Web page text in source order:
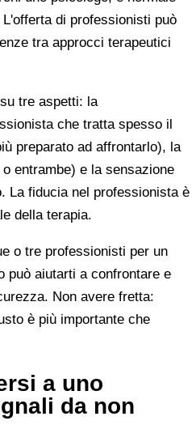
di professionisti può
tra approcci terapeutici
tre aspetti: la
che tratta spesso il
preparato ad affrontarlo), la
entrambe) e la sensazione
La fiducia nel professionista è
della terapia.
o tre professionisti per un
può aiutarti a confrontare e
Non avere fretta:
è più importante che
a uno
da non